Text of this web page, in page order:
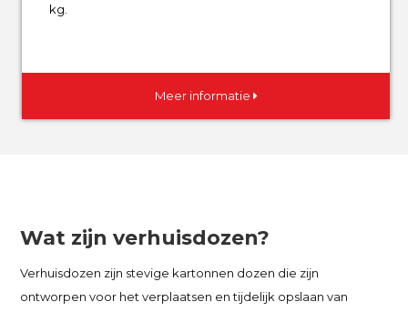
kg.
Meer informatie
Wat zijn verhuisdozen?
Verhuisdozen zijn stevige kartonnen dozen die zijn
ontworpen voor het verplaatsen en tijdelijk opslaan van